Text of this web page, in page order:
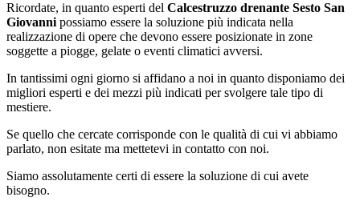
Ricordate, in quanto esperti del Calcestruzzo drenante Sesto San
Giovanni possiamo essere la soluzione più indicata nella
realizzazione di opere che devono essere posizionate in zone
soggette a piogge, gelate o eventi climatici avversi.
In tantissimi ogni giorno si affidano a noi in quanto disponiamo dei
migliori esperti e dei mezzi più indicati per svolgere tale tipo di
mestiere.
Se quello che cercate corrisponde con le qualità di cui vi abbiamo
parlato, non esitate ma mettetevi in contatto con noi.
Siamo assolutamente certi di essere la soluzione di cui avete
bisogno.